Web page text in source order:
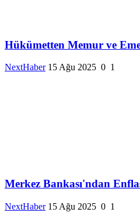
Hükümetten Memur ve
NextHaber 15 Ağu 2025 0 1
Merkez Bankası'ndan
NextHaber 15 Ağu 2025 0 1